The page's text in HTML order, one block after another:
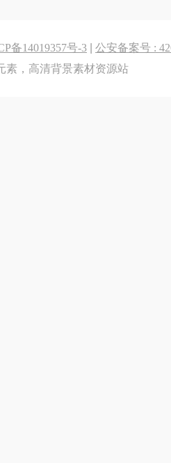
备14019357号-3
公安备案号 :
素，高清背景素材资源站